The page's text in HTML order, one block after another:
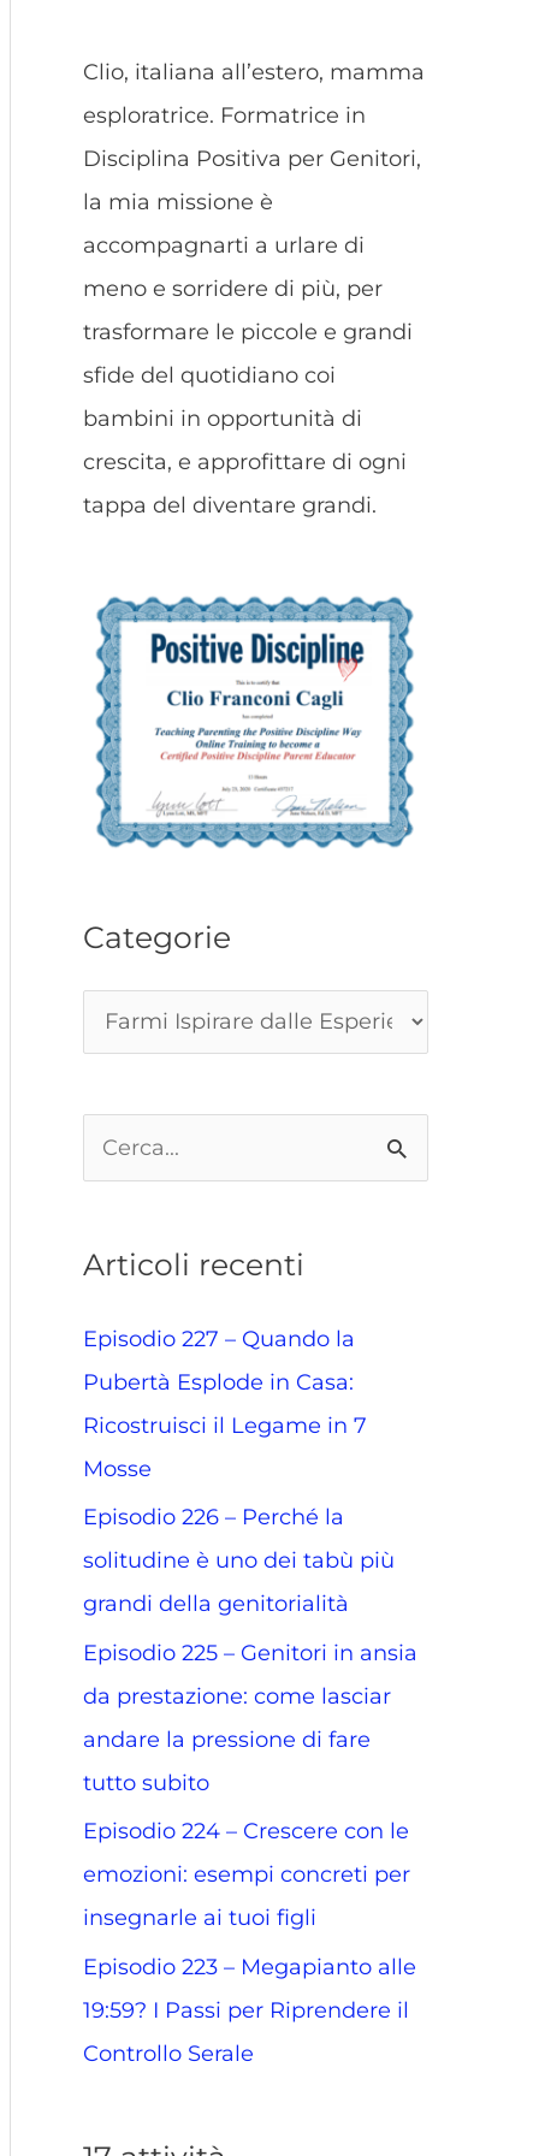
Clio, italiana all’estero, mamma
esploratrice. Formatrice in
Disciplina Positiva per Genitori,
la mia missione è
accompagnarti a urlare di
meno e sorridere di più, per
trasformare le piccole e grandi
sfide del quotidiano coi
bambini in opportunità di
crescita, e approfittare di ogni
tappa del diventare grandi.
Categorie
a
:
Articoli recenti
Episodio 227 – Quando la
Pubertà Esplode in Casa:
Ricostruisci il Legame in 7
Mosse
Episodio 226 – Perché la
solitudine è uno dei tabù più
grandi della genitorialità
Episodio 225 – Genitori in ansia
da prestazione: come lasciar
andare la pressione di fare
tutto subito
Episodio 224 – Crescere con le
emozioni: esempi concreti per
insegnarle ai tuoi figli
Episodio 223 – Megapianto alle
19:59? I Passi per Riprendere il
Controllo Serale